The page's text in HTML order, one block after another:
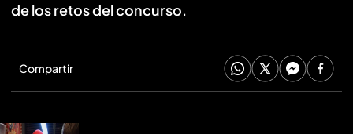
de los retos del concurso.
Compartir